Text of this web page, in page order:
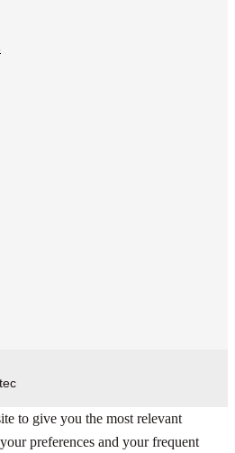
to give you the most relevant
preferences and your frequent